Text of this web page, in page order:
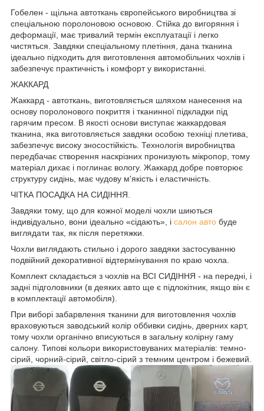
Гобелен - щільна автоткань європейського виробництва зі
спеціальною поролоновою основою. Стійка до вигоряння і
деформації, має тривалий термін експлуатації і легко
чистяться. Завдяки спеціальному плетіння, дана тканина
ідеально підходить для виготовлення автомобільних чохлів і
забезпечує практичність і комфорт у використанні.
ЖАККАРД
Жаккард - автоткань, виготовляється шляхом нанесення на
основу поролонового покриття і тканинної підкладки під
гарячим пресом. В якості основи виступає жаккардовая
тканина, яка виготовляється завдяки особою техніці плетива,
забезпечує високу зносостійкість. Технологія виробництва
передбачає створення наскрізних пронизують мікропор, тому
матеріал дихає і поглинає вологу. Жаккард добре повторює
структуру сидінь, має чудову м'якість і еластичність.
ЧІТКА ПОСАДКА НА СИДІННЯ.
Завдяки тому, що для кожної моделі чохли шиються
індивідуально, вони ідеально «сідають», і салон авто буде
виглядати так, як після перетяжки.
Чохли виглядають стильно і дорого завдяки застосуванню
подвійний декоративної відтермінування по краю чохла.
Комплект складається з чохлів на ВСІ СИДІННЯ - на передні, і
задні підголовники (в деяких авто ще є підлокітник, якщо він є
в комплектації автомобіля).
При виборі забарвлення тканини для виготовлення чохлів
враховуються заводський колір оббивки сидінь, дверних карт,
тому чохли органічно вписуються в загальну колірну гаму
салону. Типові кольори використовуваних матеріалів: темно-
сірий, чорний-сірий, світло-сірий з темним центром і бежевий.